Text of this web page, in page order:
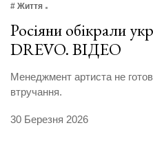
# Життя
Росіяни обікрали
DREVO. ВІДЕО
Менеджмент артиста не
втручання.
30 Березня 2026